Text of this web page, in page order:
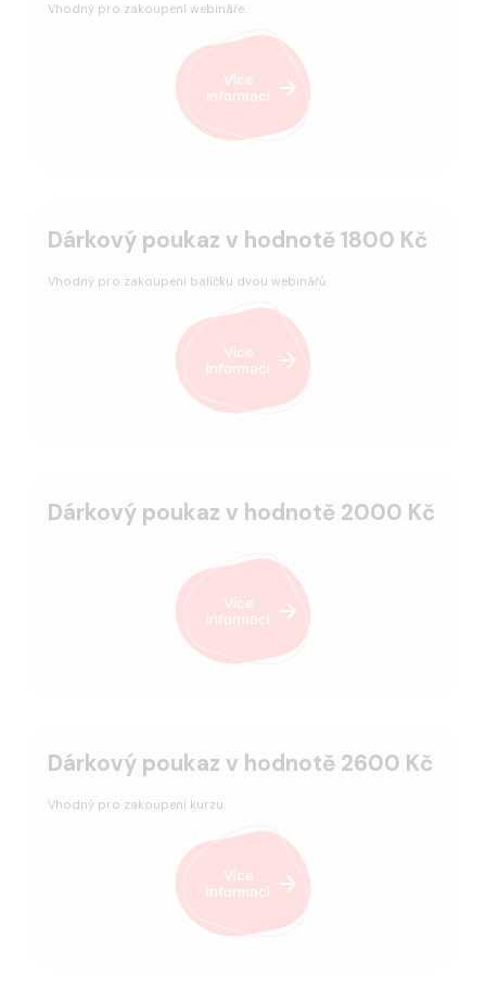
Vhodný pro zakoupení webináře.
Více
informací
Dárkový poukaz v hodnotě 1800 Kč
Vhodný pro zakoupení balíčku dvou webinářů.
Více
informací
Dárkový poukaz v hodnotě 2000 Kč
Více
informací
Dárkový poukaz v hodnotě 2600 Kč
Vhodný pro zakoupení kurzu.
Více
informací